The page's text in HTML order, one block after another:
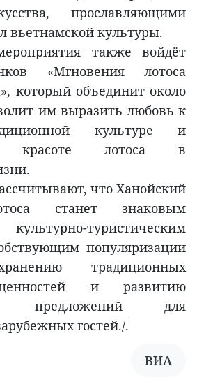
прославляющими
вьетнамской культуры.
также войдёт
«Мгновения лотоса
который объединит около
им выразить любовь к
культуре и
красоте лотоса в
что Ханойский
станет знаковым
туристическим
популяризации
традиционных
и развитию
предложений для
гостей./.
ВИА